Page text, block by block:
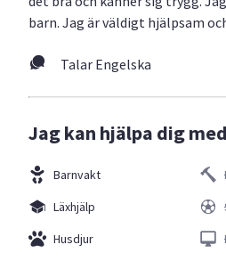
barn. Jag är väldigt hjälpsam
Talar Engelska
Jag kan hjälpa dig
Barnvakt
Läxhjälp
Husdjur